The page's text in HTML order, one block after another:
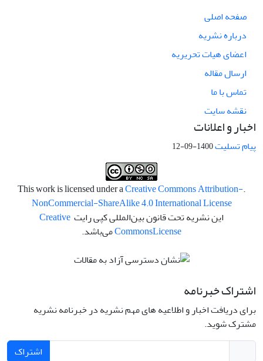
صفحه اصلی
درباره نشریه
اعضای هیات تحریریه
ارسال مقاله
تماس با ما
نقشه سایت
اخبار و اعلانات
پیام تسلیت1400-09-12
.This work is licensed under a
Creative Commons Attribution-
NonCommercial-ShareAlike 4.0 International License
این نشریه تحت قانون بین‌المللی کپی رایت Creative
CommonsLicense می‌باشد.
اشتراک خبرنامه
برای دریافت اخبار و اطلاعیه های مهم نشریه در خبرنامه نشریه
مشترک شوید.
اشتراک